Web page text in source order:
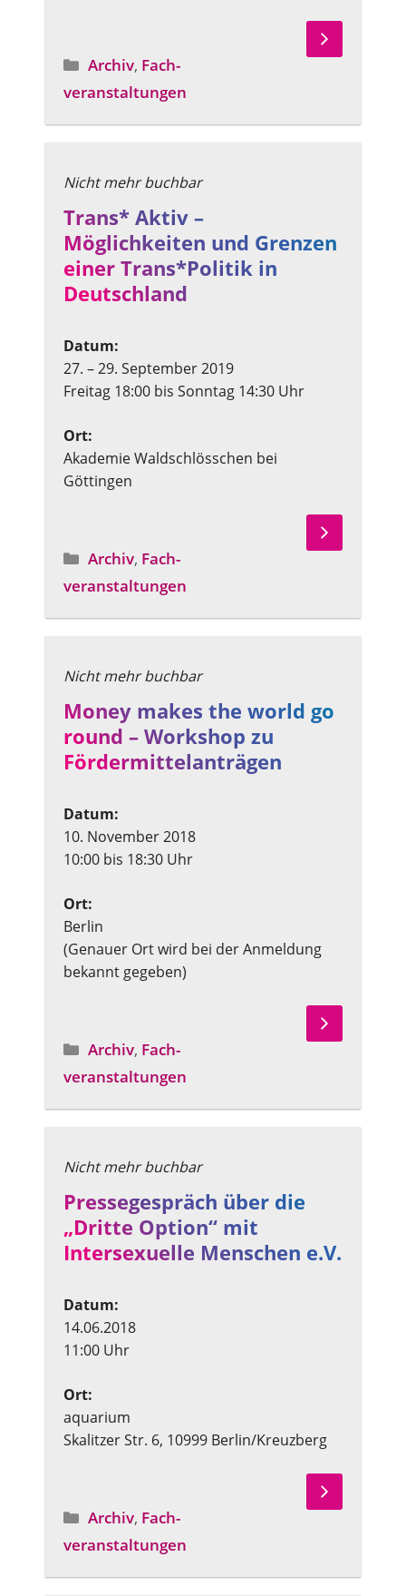
Angebotstyp
Archiv, Fach­
veranstaltungen
Trans* Aktiv –
Möglichkeiten und Grenzen
einer Trans*Politik in
Deutschland
Datum:
27. – 29. September 2019
Freitag 18:00 bis Sonntag 14:30 Uhr
Ort:
Akademie Waldschlösschen bei
Göttingen
Angebotstyp
Archiv, Fach­
veranstaltungen
Money makes the world go
round – Workshop zu
Fördermittelanträgen
Datum:
10. November 2018
10:00 bis 18:30 Uhr
Ort:
Berlin
(Genauer Ort wird bei der Anmeldung
bekannt gegeben)
Angebotstyp
Archiv, Fach­
veranstaltungen
Pressegespräch über die
„Dritte Option“ mit
Intersexuelle Menschen e.V.
Datum:
14.06.2018
11:00 Uhr
Ort:
aquarium
Skalitzer Str. 6, 10999 Berlin/Kreuzberg
Angebotstyp
Archiv, Fach­
veranstaltungen